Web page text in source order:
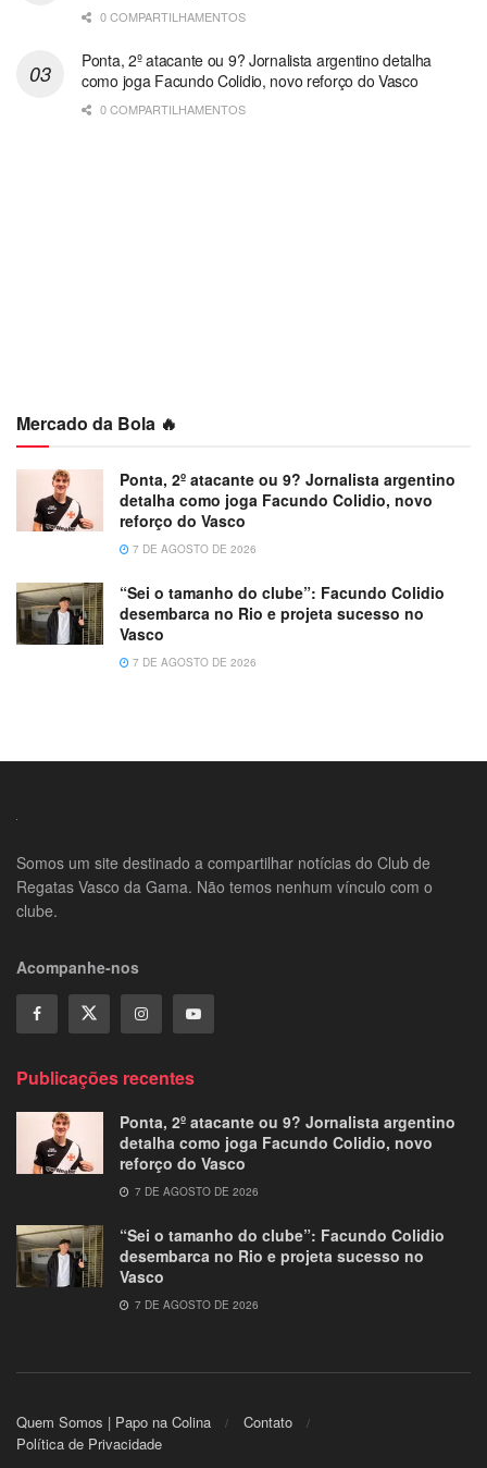
0 COMPARTILHAMENTOS
Ponta, 2º atacante ou 9? Jornalista argentino detalha
como joga Facundo Colidio, novo reforço do Vasco
0 COMPARTILHAMENTOS
Mercado da Bola 🔥
Ponta, 2º atacante ou 9? Jornalista argentino
detalha como joga Facundo Colidio, novo
reforço do Vasco
7 DE AGOSTO DE 2026
“Sei o tamanho do clube”: Facundo Colidio
desembarca no Rio e projeta sucesso no
Vasco
7 DE AGOSTO DE 2026
Somos um site destinado a compartilhar notícias do Club de
Regatas Vasco da Gama. Não temos nenhum vínculo com o
clube.
Acompanhe-nos
Publicações recentes
Ponta, 2º atacante ou 9? Jornalista argentino
detalha como joga Facundo Colidio, novo
reforço do Vasco
7 DE AGOSTO DE 2026
“Sei o tamanho do clube”: Facundo Colidio
desembarca no Rio e projeta sucesso no
Vasco
7 DE AGOSTO DE 2026
Quem Somos | Papo na Colina
Contato
Política de Privacidade